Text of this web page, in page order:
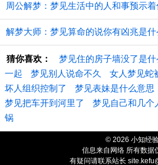
周公解梦：梦见生活中的人和事预示着
解梦大师：梦见算命的说你有凶兆是什
猜你喜欢： 梦见住的房子墙没了是什
一起
梦见别人说命不久 女人梦见蛇
坏人组织控制了
梦见表妹是什么意思
梦见把车开到河里了
梦见自己和几个
锅
© 2026 小知经
信息来自网络 所有数据
有疑问请联系站长